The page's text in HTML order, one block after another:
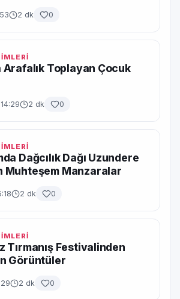
2 dk 0
Toplayan Çocuk
2 dk 0
Dağcılık Dağı Uzundere
Muhteşem Manzaralar
2 dk 0
Tırmanış Festivalinden
Görüntüler
2 dk 0